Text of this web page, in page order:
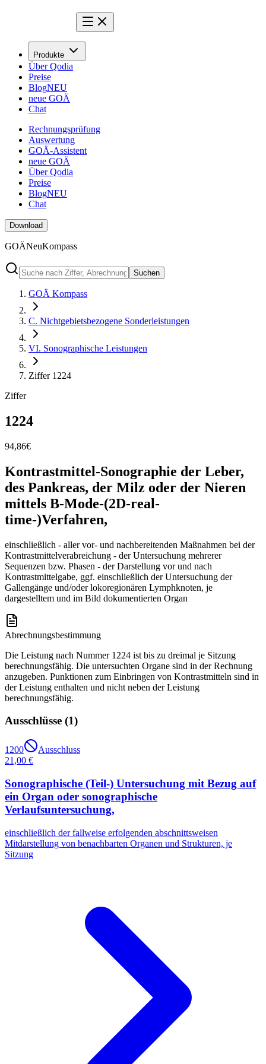
Produkte
Über Qodia
Preise
BlogNEU
neue GOÄ
Chat
Rechnungsprüfung
Auswertung
GOÄ-Assistent
neue GOÄ
Über Qodia
Preise
BlogNEU
Chat
Download
GOÄNeuKompass
Suchen
GOÄ Kompass
C. Nichtgebietsbezogene Sonderleistungen
VI. Sonographische Leistungen
Ziffer 1224
Ziffer
1224
94,86€
Kontrastmittel-Sonographie der Leber,
des Pankreas, der Milz oder der Nieren
mittels B-Mode-(2D-real-
time-)Verfahren,
einschließlich - aller vor- und nachbereitenden Maßnahmen bei der
Kontrastmittelverabreichung - der Untersuchung mehrerer
Sequenzen bzw. Phasen - der Darstellung vor und nach
Kontrastmittelgabe, ggf. einschließlich der Untersuchung der
Gallengänge und/oder lokoregionären Lymphknoten, je
dargestelltem und im Bild dokumentierten Organ
Abrechnungsbestimmung
Die Leistung nach Nummer 1224 ist bis zu dreimal je Sitzung
berechnungsfähig. Die untersuchten Organe sind in der Rechnung
anzugeben. Punktionen zum Einbringen von Kontrastmitteln sind in
der Leistung enthalten und nicht neben der Leistung
berechnungsfähig.
Ausschlüsse (1)
1200
Ausschluss
21,00 €
Sonographische (Teil-) Untersuchung mit Bezug auf
ein Organ oder sonographische
Verlaufsuntersuchung,
einschließlich der fallweise erfolgenden abschnittsweisen
Mitdarstellung von benachbarten Organen und Strukturen, je
Sitzung